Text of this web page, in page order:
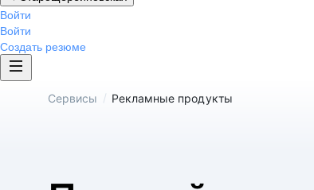
Войти
Войти
Создать резюме
Сервисы / Рекламные продукты